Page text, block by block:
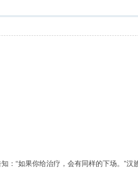
：“如果你给治疗，会有同样的下场。”汉